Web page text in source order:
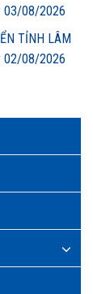
03/08/2026
TỈNH LÂM
02/08/2026